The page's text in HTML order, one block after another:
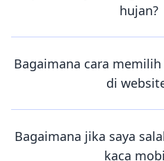
hujan?
Bagaimana cara
di
Bagaimana jika saya
kaca